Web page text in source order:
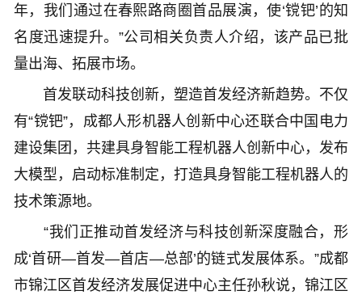
年，我们通过在春熙路商圈首品展演，使‘镋钯’的知
名度迅速提升。”公司相关负责人介绍，该产品已批
量出海、拓展市场。
首发联动科技创新，塑造首发经济新趋势。不仅
有“镋钯”，成都人形机器人创新中心还联合中国电力
建设集团，共建具身智能工程机器人创新中心，发布
大模型，启动标准制定，打造具身智能工程机器人的
技术策源地。
“我们正推动首发经济与科技创新深度融合，形
成‘首研—首发—首店—总部’的链式发展体系。”成都
市锦江区首发经济发展促进中心主任孙秋说，锦江区